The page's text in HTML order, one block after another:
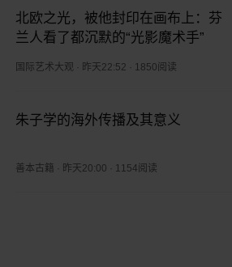
北欧之光，被他封印在画布上：芬
兰人看了都沉默的“光影魔术手”
国际艺术大观 昨天22:52 1850阅读
朱子学的海外传播及其意义
善本古籍 昨天20:00 1154阅读